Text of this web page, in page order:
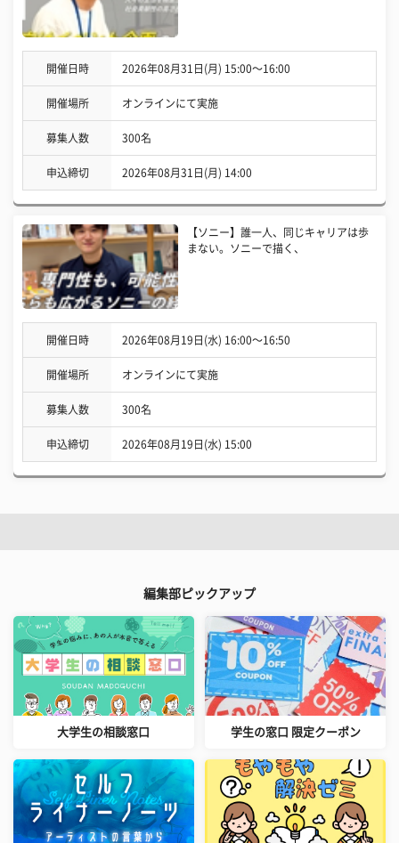
開催日時 2026年08月31日(月) 15:00〜16:00
開催場所 オンラインにて実施
募集人数 300名
申込締切 2026年08月31日(月) 14:00
【ソニー】誰一人、同じキャリアは歩
まない。ソニーで描く、
開催日時 2026年08月19日(水) 16:00〜16:50
開催場所 オンラインにて実施
募集人数 300名
申込締切 2026年08月19日(水) 15:00
編集部ピックアップ
大学生の相談窓口 学生の窓口 限定クーポン